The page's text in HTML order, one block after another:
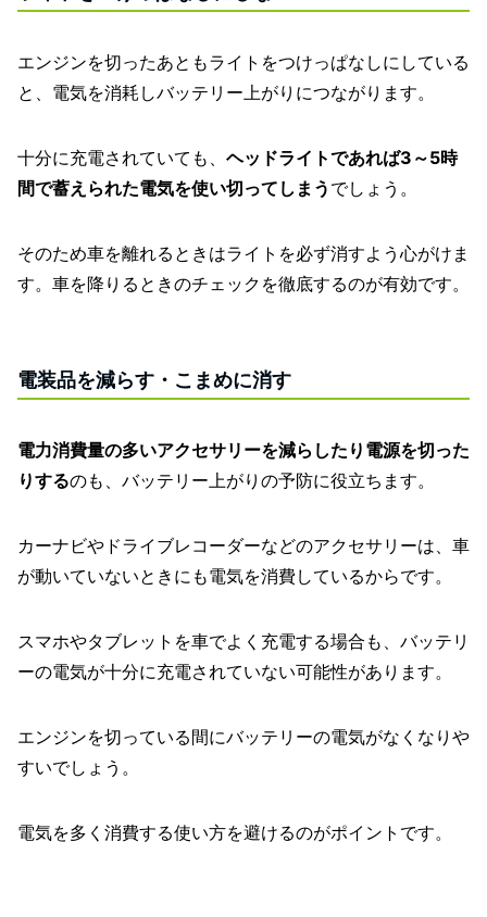
エンジンを切ったあともライトをつけっぱなしにしている
と、電気を消耗しバッテリー上がりにつながります。
十分に充電されていても、 ヘッドライトであれば3～5時
間で蓄えられた電気を使い切ってしまう でしょう。
そのため車を離れるときはライトを必ず消すよう心がけま
す。車を降りるときのチェックを徹底するのが有効です。
電装品を減らす・こまめに消す
電力消費量の多いアクセサリーを減らしたり電源を切った
りするのも、バッテリー上がりの予防に役立ちます。
カーナビやドライブレコーダーなどのアクセサリーは、車
が動いていないときにも電気を消費しているからです。
スマホやタブレットを車でよく充電する場合も、バッテリ
ーの電気が十分に充電されていない可能性があります。
エンジンを切っている間にバッテリーの電気がなくなりや
すいでしょう。
電気を多く消費する使い方を避けるのがポイントです。